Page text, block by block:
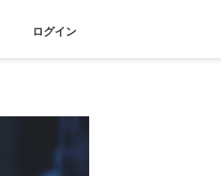
ログイン